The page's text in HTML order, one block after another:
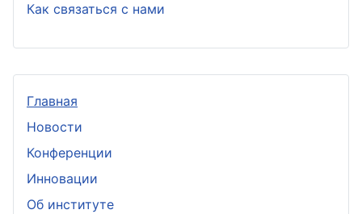
Главная
Новости
Конференции
Инновации
Об институте
Как связаться с нами